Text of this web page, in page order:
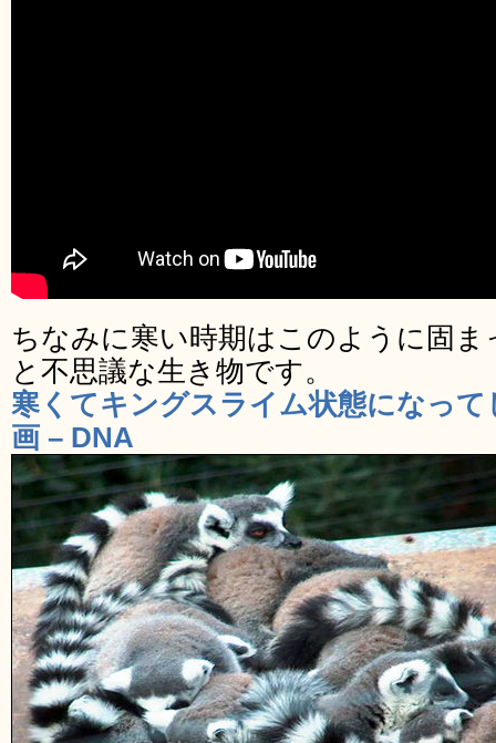
ちなみに寒い時期はこのように固
と不思議な生き物です。
寒くてキングスライム状態になっ
画 – DNA